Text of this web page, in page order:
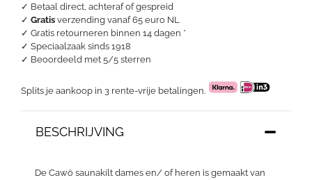
✓ Betaal direct, achteraf of gespreid
✓ Gratis verzending vanaf 65 euro NL
✓ Gratis retourneren binnen 14 dagen *
✓ Speciaalzaak sinds 1918
✓ Beoordeeld met 5/5 sterren
Splits je aankoop in 3 rente-vrije betalingen.
BESCHRIJVING
De Cawö saunakilt dames en/ of heren is gemaakt van